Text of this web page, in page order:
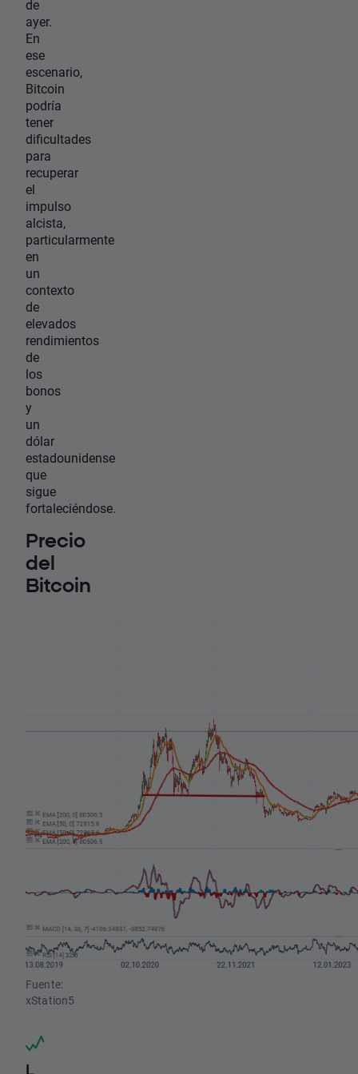
de
ayer.
En
ese
escenario,
Bitcoin
podría
tener
dificultades
para
recuperar
el
impulso
alcista,
particularmente
en
un
contexto
de
elevados
rendimientos
de
los
bonos
y
un
dólar
estadounidense
que
sigue
fortaleciéndose.
Precio
del
Bitcoin
Fuente:
xStation5
L